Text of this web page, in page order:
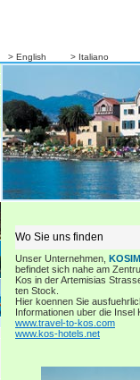
> English
> Italiano
Wo Sie uns finden
Unser Unternehmen,
befindet sich nahe am
Kos in der Artemisias
ten Stock.
Hier koennen Sie
Informationen uber die Insel
www.travel-to-kos.com
www.kos-hotels.net